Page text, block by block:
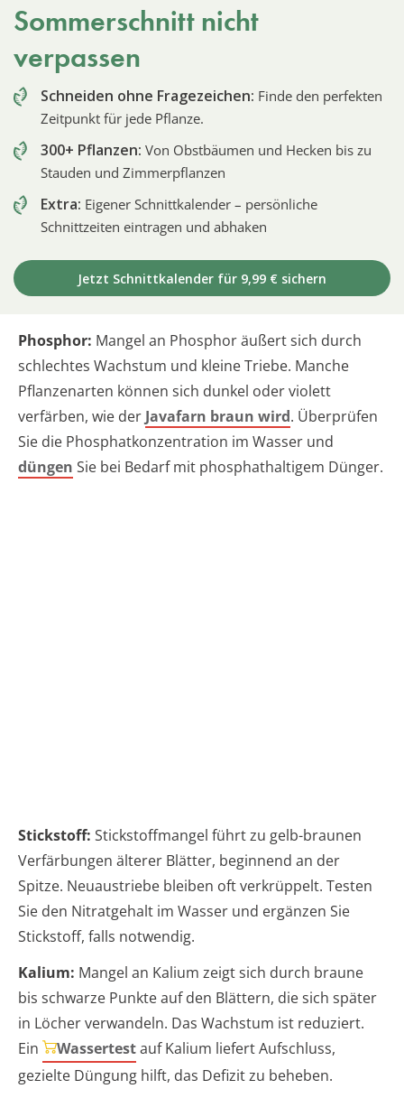
Sommerschnitt nicht
verpassen
Schneiden ohne Fragezeichen: Finde den perfekten
Zeitpunkt für jede Pflanze.
300+ Pflanzen: Von Obstbäumen und Hecken bis zu
Stauden und Zimmerpflanzen
Extra: Eigener Schnittkalender – persönliche
Schnittzeiten eintragen und abhaken
Jetzt Schnittkalender für 9,99 € sichern
Phosphor: Mangel an Phosphor äußert sich durch
schlechtes Wachstum und kleine Triebe. Manche
Pflanzenarten können sich dunkel oder violett
verfärben, wie der Javafarn braun wird. Überprüfen
Sie die Phosphatkonzentration im Wasser und
düngen Sie bei Bedarf mit phosphathaltigem Dünger.
Stickstoff: Stickstoffmangel führt zu gelb-braunen
Verfärbungen älterer Blätter, beginnend an der
Spitze. Neuaustriebe bleiben oft verkrüppelt. Testen
Sie den Nitratgehalt im Wasser und ergänzen Sie
Stickstoff, falls notwendig.
Kalium: Mangel an Kalium zeigt sich durch braune
bis schwarze Punkte auf den Blättern, die sich später
in Löcher verwandeln. Das Wachstum ist reduziert.
Ein
Wassertestauf Kalium liefert Aufschluss,
gezielte Düngung hilft, das Defizit zu beheben.